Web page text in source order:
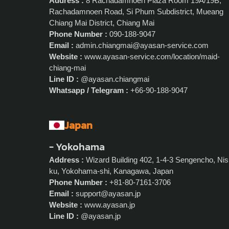
Rachadamnoen Road, Si Phum Subdistrict, Mueang
Chiang Mai District, Chiang Mai
Phone Number : 090-188-9047
Email : admin.chiangmai@ayasan-service.com
Website : www.ayasan-service.com/location/maid-
chiang-mai
Line ID : @ayasan.chiangmai
Whatsapp / Telegram : +66-90-188-9047
Japan
- Yokohama
Address : Wizard Building 402, 1-4-3 Sengencho,
ku, Yokohama-shi, Kanagawa, Japan
Phone Number : +81-80-7161-3706
Email : support@ayasan.jp
Website : www.ayasan.jp
Line ID : @ayasan.jp